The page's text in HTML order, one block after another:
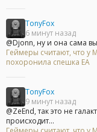
TonyFox
6 минут назад
@Djonn, ну и она сама
Геймеры считают, что у
похоронила спешка EA
TonyFox
9 минут назад
@ZeEnd, так это не
происходит...